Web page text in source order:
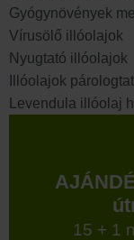
Gyógynövények
Vírusölő illóolajok
Nyugtató illóolajok
Illóolajok
Levendula illóolaj
15 + 1